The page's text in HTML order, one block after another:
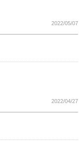
2022/05/07
2022/04/27